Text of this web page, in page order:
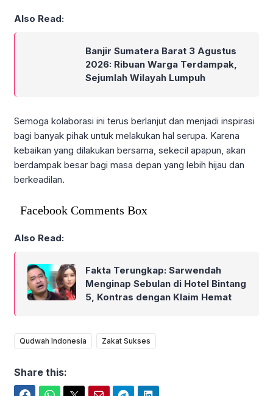
Also Read:
Banjir Sumatera Barat 3 Agustus
2026: Ribuan Warga Terdampak,
Sejumlah Wilayah Lumpuh
Semoga kolaborasi ini terus berlanjut dan menjadi inspirasi
bagi banyak pihak untuk melakukan hal serupa. Karena
kebaikan yang dilakukan bersama, sekecil apapun, akan
berdampak besar bagi masa depan yang lebih hijau dan
berkeadilan.
Facebook Comments Box
Also Read:
Fakta Terungkap: Sarwendah
Menginap Sebulan di Hotel Bintang
5, Kontras dengan Klaim Hemat
Qudwah Indonesia Zakat Sukses
Share this: